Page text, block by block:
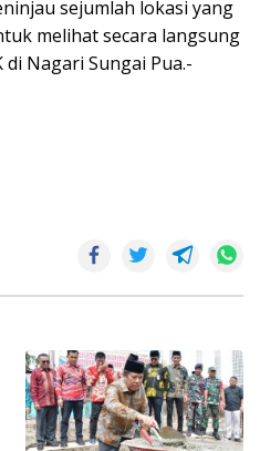
sejumlah lokasi yang
melihat secara langsung
Nagari Sungai Pua.-